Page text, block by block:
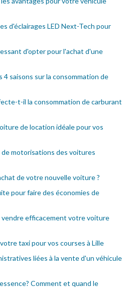
d'éclairages LED Next-Tech pour
d'opter pour l'achat d'une
4 saisons sur la consommation de
t-il la consommation de carburant
de location idéale pour vos
motorisations des voitures
de votre nouvelle voiture ?
pour faire des économies de
efficacement votre voiture
taxi pour vos courses à Lille
liées à la vente d'un véhicule
Comment et quand le